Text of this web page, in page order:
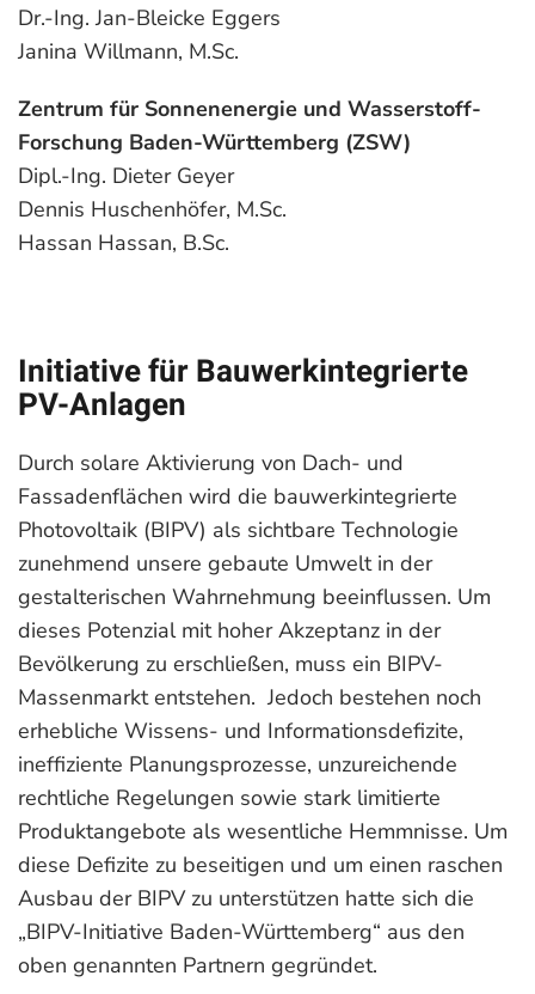
Dr.-Ing. Jan-Bleicke Eggers
Janina Willmann, M.Sc.
Zentrum für Sonnenenergie und Wasserstoff-
Forschung Baden-Württemberg (ZSW)
Dipl.-Ing. Dieter Geyer
Dennis Huschenhöfer, M.Sc.
Hassan Hassan, B.Sc.
Initiative für Bauwerkintegrierte
PV-Anlagen
Durch solare Aktivierung von Dach- und
Fassadenflächen wird die bauwerkintegrierte
Photovoltaik (BIPV) als sichtbare Technologie
zunehmend unsere gebaute Umwelt in der
gestalterischen Wahrnehmung beeinflussen. Um
dieses Potenzial mit hoher Akzeptanz in der
Bevölkerung zu erschließen, muss ein BIPV-
Massenmarkt entstehen. Jedoch bestehen noch
erhebliche Wissens- und Informationsdefizite,
ineffiziente Planungsprozesse, unzureichende
rechtliche Regelungen sowie stark limitierte
Produktangebote als wesentliche Hemmnisse. Um
diese Defizite zu beseitigen und um einen raschen
Ausbau der BIPV zu unterstützen hatte sich die
„BIPV-Initiative Baden-Württemberg“ aus den
oben genannten Partnern gegründet.